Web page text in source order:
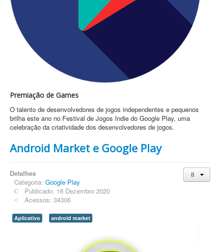
Premiação de Games
O talento de desenvolvedores de jogos independentes e pequenos
brilha este ano no Festival de Jogos Indie do Google Play, uma
celebração da criatividade dos desenvolvedores de jogos.
Android Market e Google Play
Detalhes
Categoria: Google Play
Publicado: 16 Dezembro 2020
Acessos: 34306
Aplicativo android market